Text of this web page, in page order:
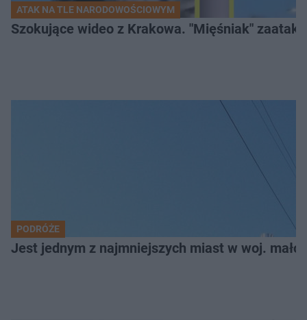
ATAK NA TLE NARODOWOŚCIOWYM
Szokujące wideo z Krakowa. "Mięśniak"
PODRÓŻE
Jest jednym z najmniejszych miast w woj.